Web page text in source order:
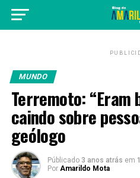
MUNDO
Terremoto: “Eram
caindo sobre
geólogo
Públicado 3 anos atrás em
Por Amarildo Mota